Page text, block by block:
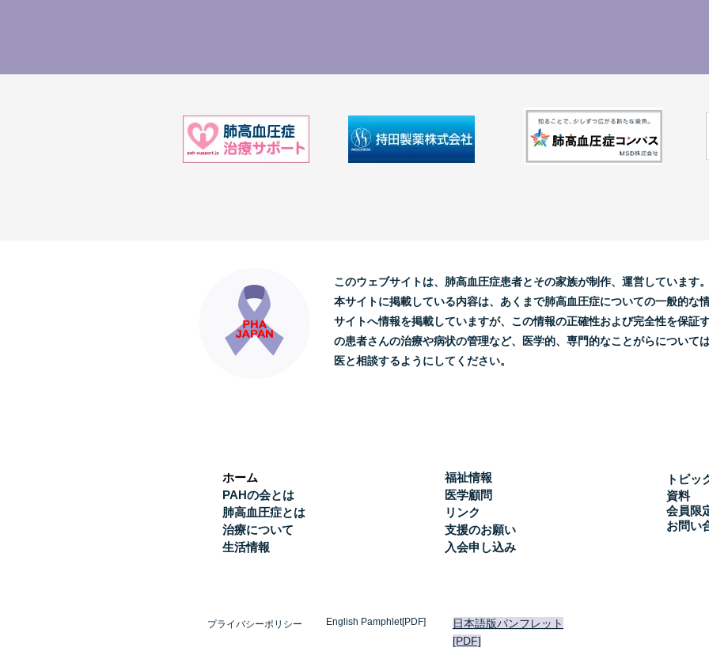
このウェブサイトは、肺高血圧症患者とその家族が制作、運営しています。
本サイトに掲載している内容は、あくまで肺高血圧症についての一般的な
サイトへ情報を掲載していますが、この情報の正確性および完全性を保証
の患者さんの治療や病状の管理など、医学的、専門的なことがらについて
医と相談するようにしてください。
ホーム
PAHの会とは
肺高血圧症とは
治療について
生活情報
福祉情報
医学顧問
リンク
支援のお願い
入会申し込み
トピッ
資料
会員限
お問い
プライバシーポリシー English Pamphlet[PDF]
日本語版パンフレット
[PDF]